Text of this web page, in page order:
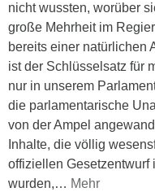
nicht wussten, worüber
große Mehrheit im
bereits einer natürlichen
ist der Schlüsselsatz für
nur in unserem
die parlamentarische
von der Ampel
Inhalte, die völlig
offiziellen Gesetzentwurf
wurden,… Mehr